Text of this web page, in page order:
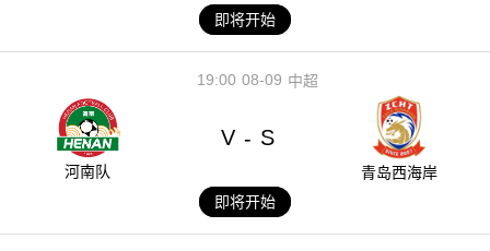
即将开始
08-09
19:00 中超
河南队
V - S
青岛西海岸
即将开始